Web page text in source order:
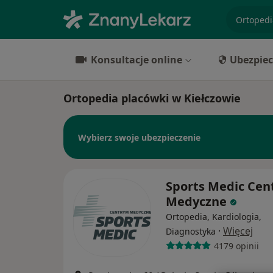
Konsultacje online
Ortopedia placówki w Kiełczowie
Wybierz swoje ubezpieczenie
Sports Medic
Medyczne
Ortopedia, Kardiologia,
Diagnostyka · Więcej
4179 opinii